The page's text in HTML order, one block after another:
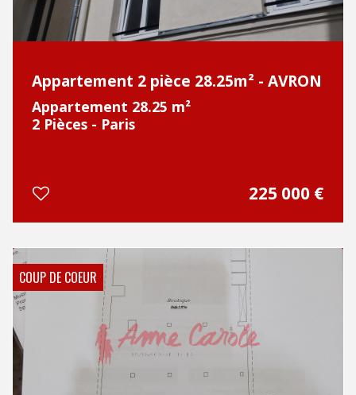
Appartement 2 pièce 28.25m² - AVRON
Appartement 28.25 m²
2 Pièces - Paris
225 000 €
COUP DE COEUR